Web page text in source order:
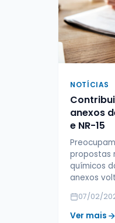
NOTÍCIAS
anexos
e NR-15
propostas
químicos
anexos
07/02/
Ver mais